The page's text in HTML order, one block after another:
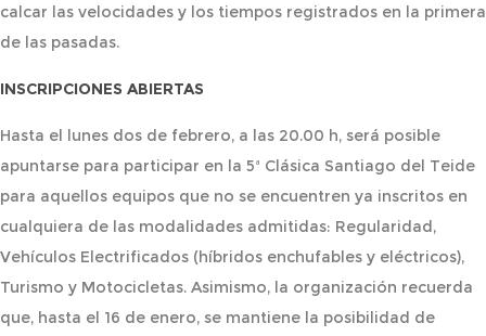
calcar las velocidades y los tiempos registrados en la primera
de las pasadas.
INSCRIPCIONES ABIERTAS
Hasta el lunes dos de febrero, a las 20.00 h, será posible
apuntarse para participar en la 5ª Clásica Santiago del Teide
para aquellos equipos que no se encuentren ya inscritos en
cualquiera de las modalidades admitidas: Regularidad,
Vehículos Electrificados (híbridos enchufables y eléctricos),
Turismo y Motocicletas. Asimismo, la organización recuerda
que, hasta el 16 de enero, se mantiene la posibilidad de